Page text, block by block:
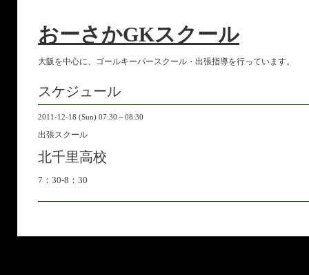
おーさかGKスクール
大阪を中心に、ゴールキーパースクール・出張指導を行っています。
スケジュール
2011-12-18 (Sun) 07:30～08:30
出張スクール
北千里高校
7：30-8：30